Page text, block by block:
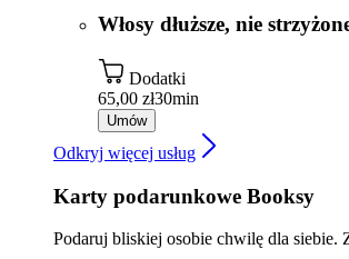
Włosy dłuższe, nie
Dodatki
65,00 zł30min
Umów
Odkryj więcej usług
Karty podarunkowe Booksy
Podaruj bliskiej osobie chwilę dla siebie.